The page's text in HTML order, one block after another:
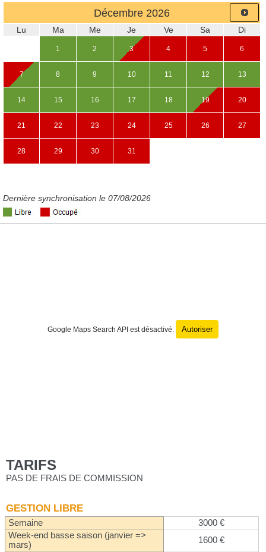
Décembre 2026
Lu Ma Me Je Ve Sa Di
1 2 3 4 5 6
7 8 9 10 11 12 13
14 15 16 17 18 19 20
21 22 23 24 25 26 27
28 29 30 31
Dernière synchronisation le 07/08/2026
Google Maps Search API est désactivé. Autoriser
TARIFS
PAS DE FRAIS DE COMMISSION
GESTION LIBRE
Semaine
3000 €
Week-end basse saison (janvier =>
mars)
1600 €